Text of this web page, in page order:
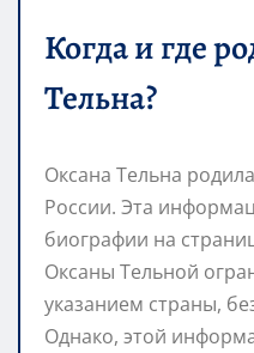
Когда и где
Тельна?
Оксана Тельна
России. Эта
биографии на
Оксаны Тельной
указанием страны,
Однако, этой